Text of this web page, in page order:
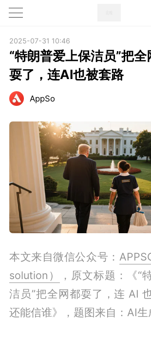
1X
2025-07-31 10:46
“特朗普爱上保洁员”把全
耍了，连AI也被套路
AppSo
本文来自微信公众号：
solution）
，原文标题：《“
洁员”把全网都耍了，连 AI
还能信谁》，题图来自：AI生